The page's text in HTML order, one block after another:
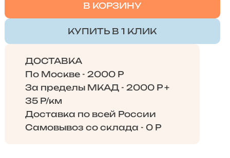
В КОРЗИНУ
КУПИТЬ В 1 КЛИК
ДОСТАВКА
По Москве - 2000 Р
За пределы МКАД - 2000 Р +
35 Р/км
Доставка по всей России
Самовывоз со склада - 0 Р